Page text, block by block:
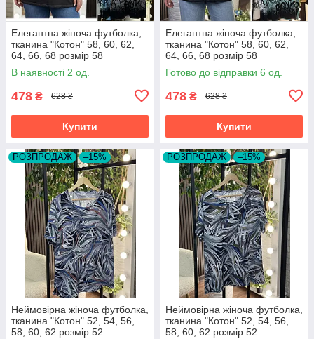
Елегантна жіноча футболка,
тканина "Котон" 58, 60, 62,
64, 66, 68 розмір 58
В наявності 2 од.
478 ₴ 628 ₴
Купити
Елегантна жіноча футболка,
тканина "Котон" 58, 60, 62,
64, 66, 68 розмір 58
Готово до відправки 6 од.
478 ₴ 628 ₴
Купити
РОЗПРОДАЖ –15%
Неймовірна жіноча футболка,
тканина "Котон" 52, 54, 56,
58, 60, 62 розмір 52
РОЗПРОДАЖ –15%
Неймовірна жіноча футболка,
тканина "Котон" 52, 54, 56,
58, 60, 62 розмір 52